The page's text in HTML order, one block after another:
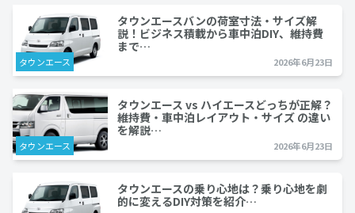
タウンエース
タウンエースバンの荷室寸法・サイズ解
説！ビジネス積載から車中泊DIY、維持費
まで…
2026年6月23日
タウンエース
タウンエース vs ハイエースどっちが正解？
維持費・車中泊レイアウト・サイズ の違い
を解説…
2026年6月23日
タウンエースの乗り心地は？乗り心地を劇
的に変えるDIY対策を紹介…